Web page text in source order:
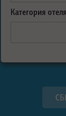
Категория